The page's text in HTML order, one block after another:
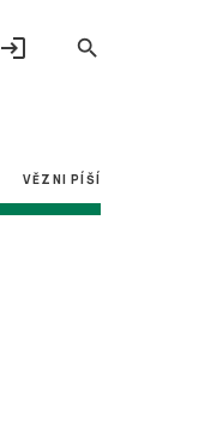
search
login
VĚZNI PÍŠÍ